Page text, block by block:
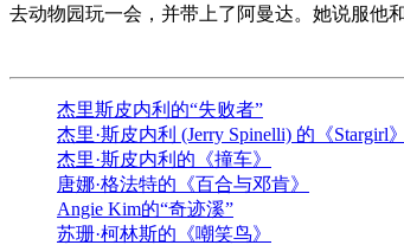
去动物园玩一会，并带上了阿曼达。她说服他
杰里斯皮内利的“失败者”
杰里·斯皮内利 (Jerry Spinelli) 的《Stargirl》
杰里·斯皮内利的《撞车》
唐娜·格法特的《百合与邓肯》
Angie Kim的“奇迹溪”
苏珊·柯林斯的《嘲笑鸟》